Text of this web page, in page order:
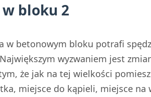
bloku 2
w betonowym bloku potrafi
wyzwaniem jest
że jak na tej wielkości
miejsce do kąpieli, miejsce na